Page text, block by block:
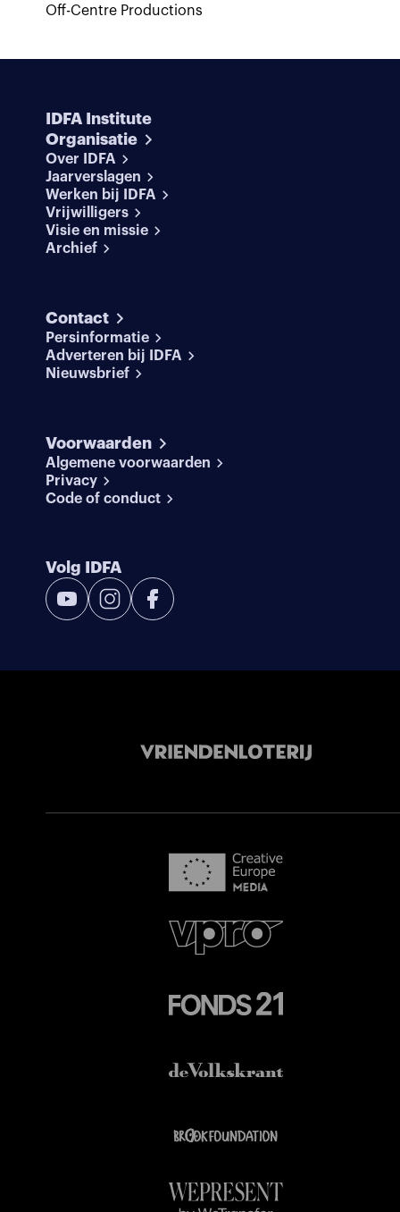
Off-Centre Productions
IDFA Institute
Organisatie
Over IDFA
Jaarverslagen
Werken bij IDFA
Vrijwilligers
Visie en missie
Archief
Contact
Persinformatie
Adverteren bij IDFA
Nieuwsbrief
Voorwaarden
Algemene voorwaarden
Privacy
Code of conduct
Volg IDFA